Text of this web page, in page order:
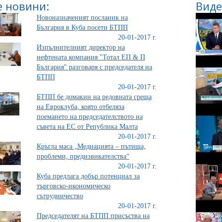
Новоназначеният посланик на
България в Куба посети БТПП
20-01-2017 г.
Изпълнителният директор на
нефтената компания "Тотал ЕП & П
България" разговаря с председателя на
БТПП
20-01-2017 г.
БТПП бе домакин на редовната среща
на Евроклуба, която отбеляза
поемането на председателството на
съвета на ЕС от Република Малта
20-01-2017 г.
Кръгла маса „Медиацията – пътища,
проблеми, предизвикателства“
20-01-2017 г.
Куба предлага добър потенциал за
търговско-икономическо
сътрудничество
20-01-2017 г.
Председателят на БТПП присъства на